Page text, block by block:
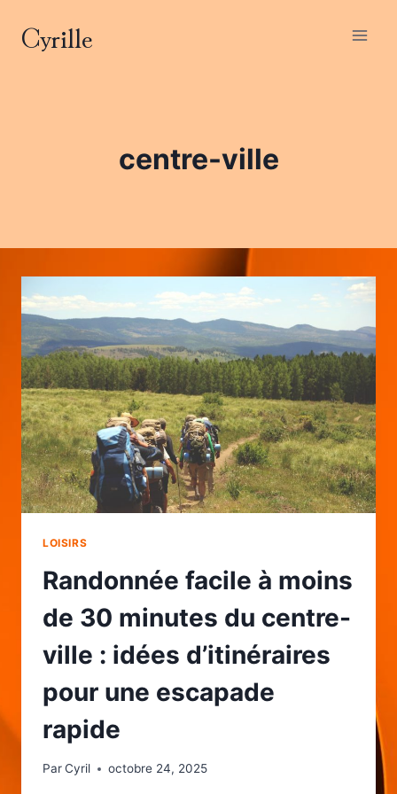
Cyrille
centre-ville
LOISIRS
Randonnée facile à moins
de 30 minutes du centre-
ville : idées d’itinéraires
pour une escapade
rapide
ParCyril octobre 24, 2025